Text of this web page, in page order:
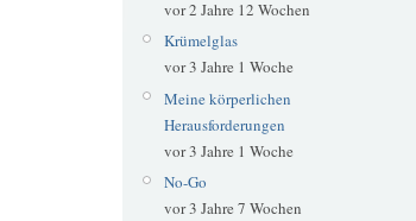
vor 2 Jahre 12 Wochen
Krümelglas
vor 3 Jahre 1 Woche
Meine körperlichen
Herausforderungen
vor 3 Jahre 1 Woche
No-Go
vor 3 Jahre 7 Wochen